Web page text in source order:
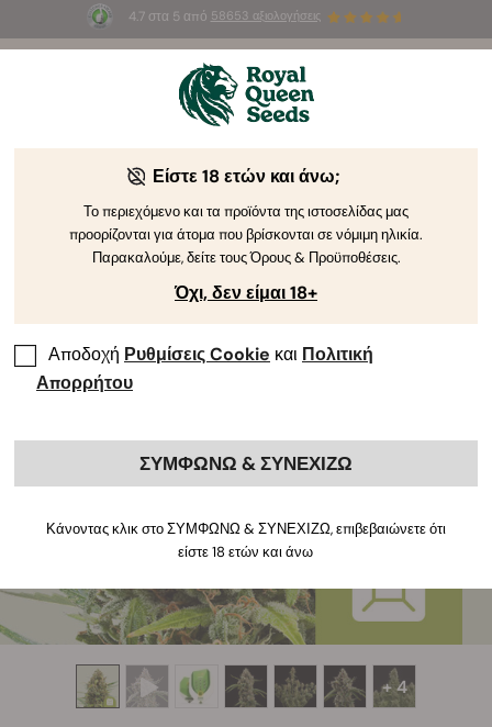
4.7 στα 5 από 58653 αξιολογήσεις
Summer Sales : Έως και -50%
προϊόντα! ⏤
+ 4
Είστε 18 ετών και άνω;
Το περιεχόμενο και τα προϊόντα της ιστοσελίδας μας
προορίζονται για άτομα που βρίσκονται σε νόμιμη ηλικία.
Παρακαλούμε, δείτε τους Όρους & Προϋποθέσεις.
Όχι, δεν είμαι 18+
Αποδοχή Ρυθμίσεις Cookie και Πολιτική
Απορρήτου
ΣΥΜΦΩΝΩ & ΣΥΝΕΧΙΖΩ
Κάνοντας κλικ στο ΣΥΜΦΩΝΩ & ΣΥΝΕΧΙΖΩ, επιβεβαιώνετε ότι
είστε 18 ετών και άνω